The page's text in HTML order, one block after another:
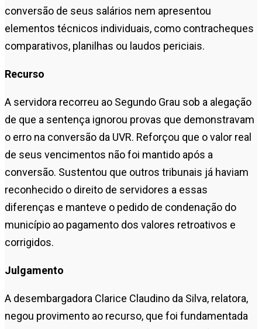
conversão de seus salários nem apresentou
elementos técnicos individuais, como contracheques
comparativos, planilhas ou laudos periciais.
Recurso
A servidora recorreu ao Segundo Grau sob a alegação
de que a sentença ignorou provas que demonstravam
o erro na conversão da UVR. Reforçou que o valor real
de seus vencimentos não foi mantido após a
conversão. Sustentou que outros tribunais já haviam
reconhecido o direito de servidores a essas
diferenças e manteve o pedido de condenação do
município ao pagamento dos valores retroativos e
corrigidos.
Julgamento
A desembargadora Clarice Claudino da Silva, relatora,
negou provimento ao recurso, que foi fundamentada